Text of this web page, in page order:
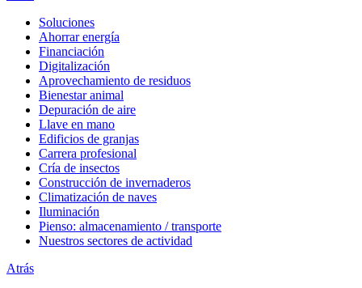
Soluciones
Ahorrar energía
Financiación
Digitalización
Aprovechamiento de residuos
Bienestar animal
Depuración de aire
Llave en mano
Edificios de granjas
Carrera profesional
Cría de insectos
Construcción de invernaderos
Climatización de naves
Iluminación
Pienso: almacenamiento / transporte
Nuestros sectores de actividad
Atrás